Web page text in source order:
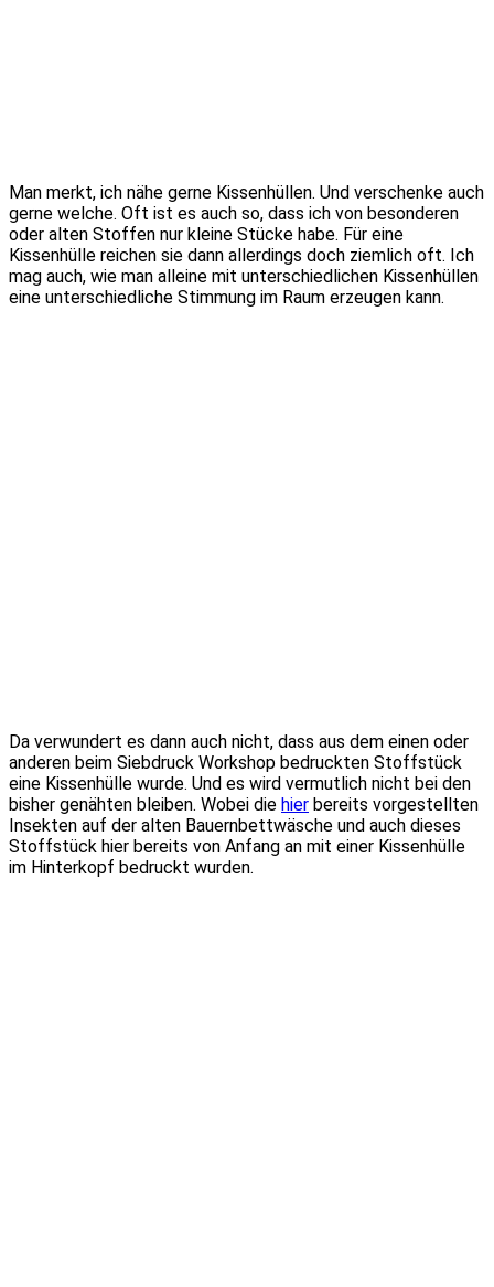
Man merkt, ich nähe gerne Kissenhüllen. Und verschenke auch
gerne welche. Oft ist es auch so, dass ich von besonderen
oder alten Stoffen nur kleine Stücke habe. Für eine
Kissenhülle reichen sie dann allerdings doch ziemlich oft. Ich
mag auch, wie man alleine mit unterschiedlichen Kissenhüllen
eine unterschiedliche Stimmung im Raum erzeugen kann.
Da verwundert es dann auch nicht, dass aus dem einen oder
anderen beim Siebdruck Workshop bedruckten Stoffstück
eine Kissenhülle wurde. Und es wird vermutlich nicht bei den
bisher genähten bleiben. Wobei die hier bereits vorgestellten
Insekten auf der alten Bauernbettwäsche und auch dieses
Stoffstück hier bereits von Anfang an mit einer Kissenhülle
im Hinterkopf bedruckt wurden.